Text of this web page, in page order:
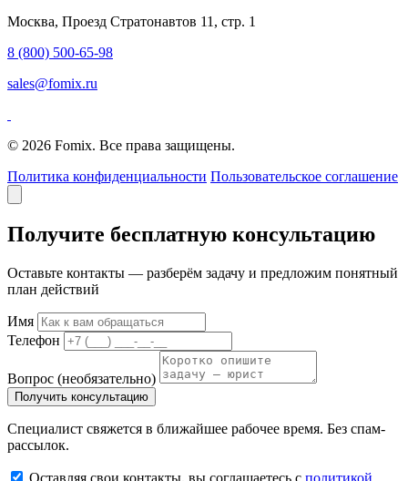
Москва, Проезд Стратонавтов 11, стр. 1
8 (800) 500-65-98
sales@fomix.ru
© 2026 Fomix. Все права защищены.
Политика конфиденциальности Пользовательское соглашение
Получите бесплатную консультацию
Оставьте контакты — разберём задачу и предложим понятный
план действий
Имя
Телефон
Вопрос (необязательно)
Получить консультацию
Специалист свяжется в ближайшее рабочее время. Без спам-
рассылок.
Оставляя свои контакты, вы соглашаетесь с политикой